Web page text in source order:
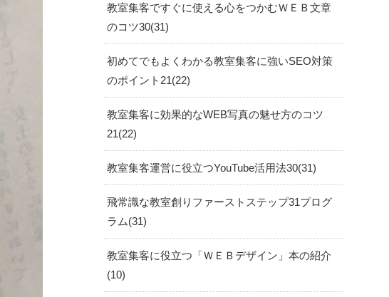
教室集客ですぐに使える心をつかむＷＥＢ文章
のコツ30 31
初めてでもよくわかる教室集客に強いSEO対策
のポイント21 22
教室集客に効果的なWEB写真の魅せ方のコツ
21 22
教室集客運営に役立つYouTube活用法30 31
飛常識な教室創りファーストステップ31プログ
ラム 31
教室集客に役立つ「ＷＥＢデザイン」本の紹介
10